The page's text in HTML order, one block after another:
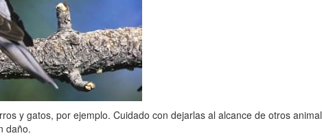
y gatos, por ejemplo. Cuidado con dejarlas al alcance de otros
daño.